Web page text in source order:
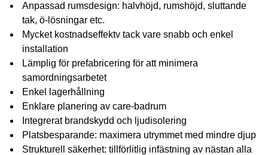
Anpassad rumsdesign: halvhöjd, rumshöjd, sluttande
tak, ö-lösningar etc.
Mycket kostnadseffektv tack vare snabb och enkel
installation
Lämplig för prefabricering för att minimera
samordningsarbetet
Enkel lagerhållning
Enklare planering av care-badrum
Integrerat brandskydd och ljudisolering
Platsbesparande: maximera utrymmet med mindre djup
Strukturell säkerhet: tillförlitlig infästning av nästan alla